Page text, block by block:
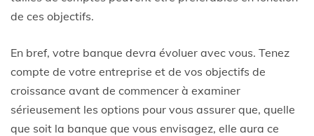
de ces objectifs.
En bref, votre banque devra évoluer avec vous. Tenez
compte de votre entreprise et de vos objectifs de
croissance avant de commencer à examiner
sérieusement les options pour vous assurer que, quelle
que soit la banque que vous envisagez, elle aura ce